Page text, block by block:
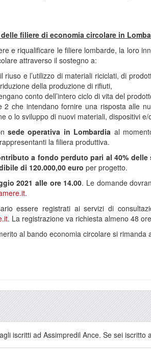
filiere di economia circolare in
e riqualificare le filiere lombarde, la loro
attraverso il sostegno a:
riuso e l’utilizzo di materiali riciclati, di
della produzione di rifiuti,
conto dell’intero ciclo di vita del
che intendano fornire una risposta alle
o lo sviluppo di nuovi materiali, dispositivi
sede operativa in Lombardia al
la filiera produttiva.
a fondo perduto pari al 40% delle
di 120.000,00 euro per progetto.
2021 alle ore 14.00. Le domande
.
essere registrati ai servizi di
. La registrazione va richiesta almeno 48
al bando economia circolare si rimanda
iscritti ad Assimpredil Ance. Se sei iscritto